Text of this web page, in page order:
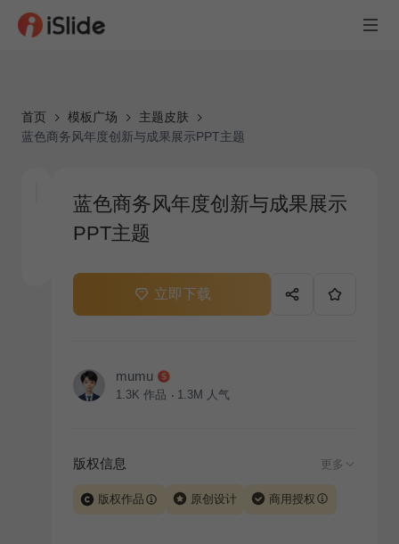
首页 模板广场
主题皮肤
蓝色商务风年度创新与成果展示PPT主题
蓝色商务风年度创新与成果展示
PPT主题
立即下载
mumu
1.3K 作品 1.3M 人气
版权信息 更多
版权作品 原创设计 商用授权